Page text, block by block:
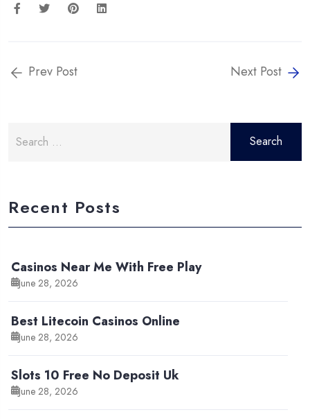
Prev Post Next Post
for:
Recent Posts
Casinos Near Me With Free Play
June 28, 2026
Best Litecoin Casinos Online
June 28, 2026
Slots 10 Free No Deposit Uk
June 28, 2026